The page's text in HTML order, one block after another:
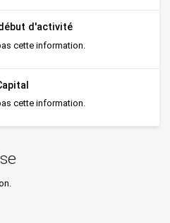
d'activité
cette information.
cette information.